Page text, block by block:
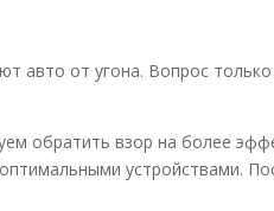
авто от угона. Вопрос
обратить взор на более
устройствами.